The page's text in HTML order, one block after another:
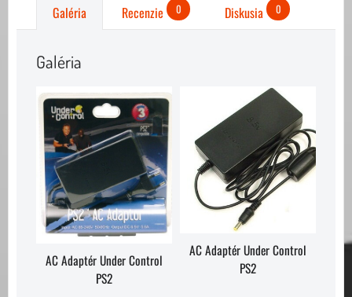
Galéria Recenzie 0 Diskusia 0
Galéria
AC Adaptér Under Control
PS2
AC Adaptér Under Control
PS2